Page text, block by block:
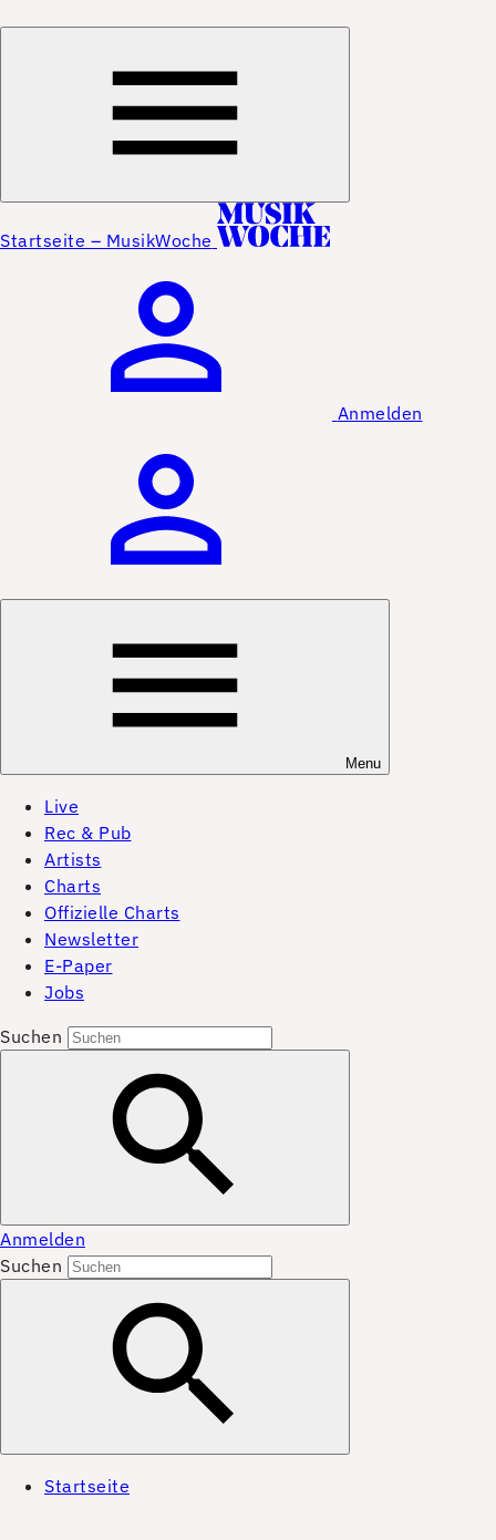
Startseite – MusikWoche
Anmelden
Menu
Live
Rec & Pub
Artists
Charts
Offizielle Charts
Newsletter
E-Paper
Jobs
Suchen
Anmelden
Suchen
Startseite